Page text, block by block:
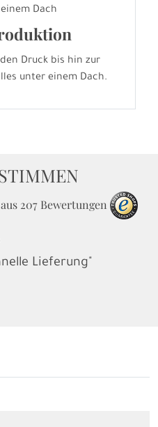
Dach
Druck bis hin zur
unter einem Dach.
aus 207 Bewertungen
Lieferung"